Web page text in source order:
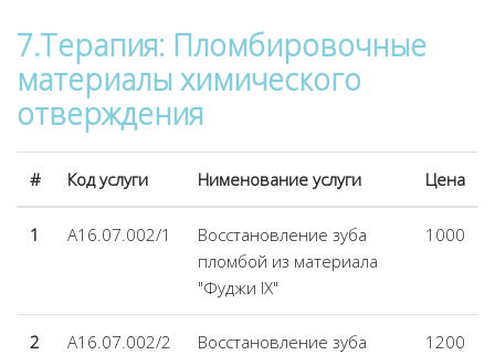
7.Терапия: Пломбировочные
материалы химического
отверждения
# Код услуги Нименование услуги Цена
1 А16.07.002/1
Восстановление зуба
пломбой из материала
"Фуджи IX"
1000
2 А16.07.002/2
Восстановление зуба
1200